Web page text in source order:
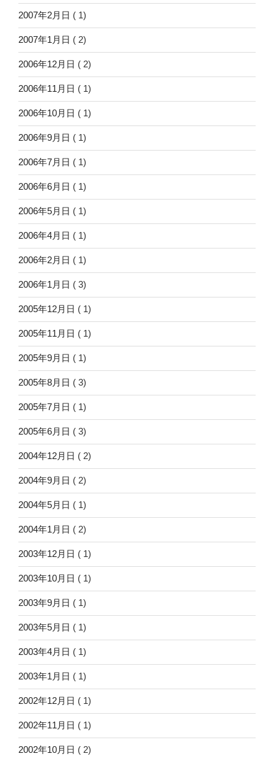
2007年2月日 ( 1)
2007年1月日 ( 2)
2006年12月日 ( 2)
2006年11月日 ( 1)
2006年10月日 ( 1)
2006年9月日 ( 1)
2006年7月日 ( 1)
2006年6月日 ( 1)
2006年5月日 ( 1)
2006年4月日 ( 1)
2006年2月日 ( 1)
2006年1月日 ( 3)
2005年12月日 ( 1)
2005年11月日 ( 1)
2005年9月日 ( 1)
2005年8月日 ( 3)
2005年7月日 ( 1)
2005年6月日 ( 3)
2004年12月日 ( 2)
2004年9月日 ( 2)
2004年5月日 ( 1)
2004年1月日 ( 2)
2003年12月日 ( 1)
2003年10月日 ( 1)
2003年9月日 ( 1)
2003年5月日 ( 1)
2003年4月日 ( 1)
2003年1月日 ( 1)
2002年12月日 ( 1)
2002年11月日 ( 1)
2002年10月日 ( 2)